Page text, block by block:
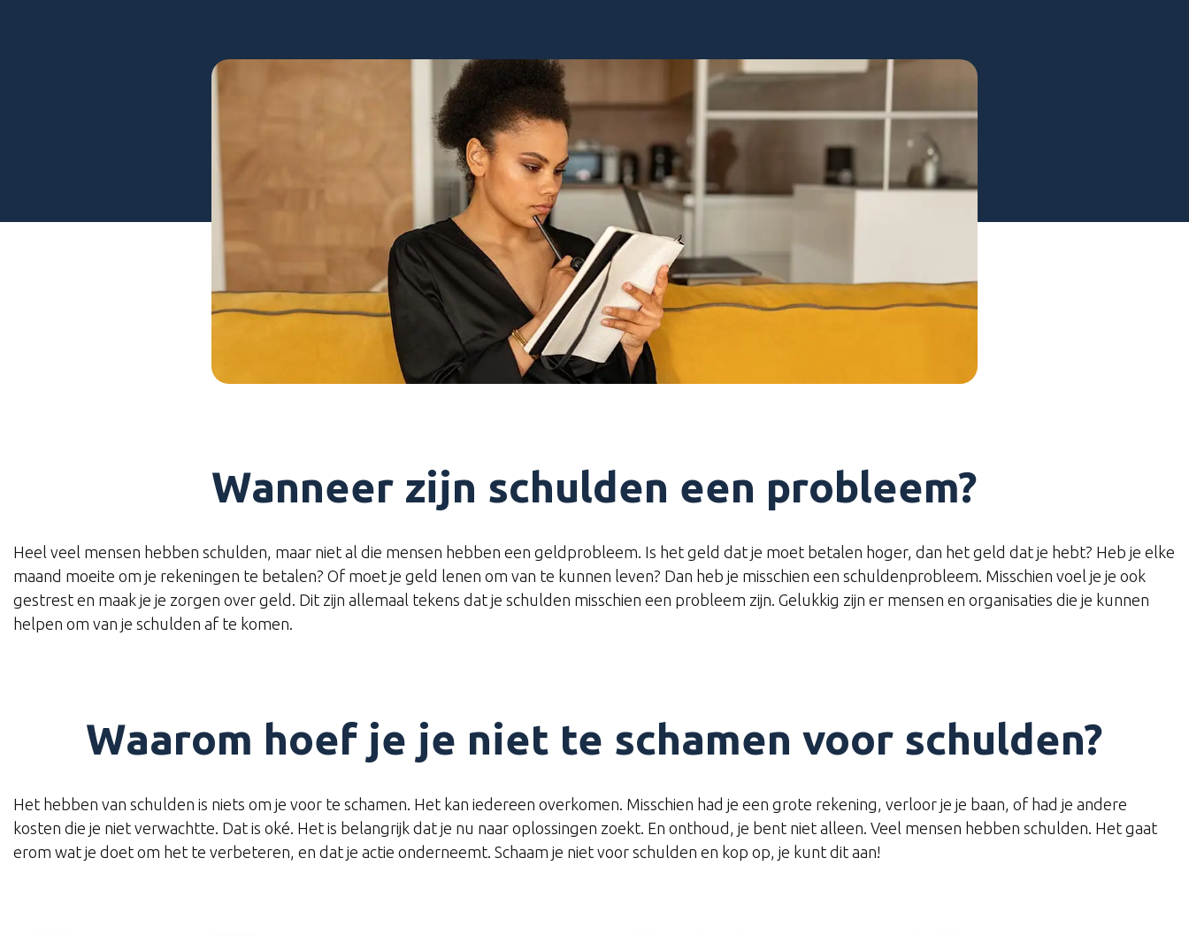
Wanneer zijn schulden een probleem?
Heel veel mensen hebben schulden, maar niet al die mensen hebben een geldprobleem. Is het geld dat je moet betalen hoger, dan het geld dat je hebt? Heb je elke
maand moeite om je rekeningen te betalen? Of moet je geld lenen om van te kunnen leven? Dan heb je misschien een schuldenprobleem. Misschien voel je je ook
gestrest en maak je je zorgen over geld. Dit zijn allemaal tekens dat je schulden misschien een probleem zijn. Gelukkig zijn er mensen en organisaties die je kunnen
helpen om van je schulden af te komen.
Waarom hoef je je niet te schamen voor schulden?
Het hebben van schulden is niets om je voor te schamen. Het kan iedereen overkomen. Misschien had je een grote rekening, verloor je je baan, of had je andere
kosten die je niet verwachtte. Dat is oké. Het is belangrijk dat je nu naar oplossingen zoekt. En onthoud, je bent niet alleen. Veel mensen hebben schulden. Het gaat
erom wat je doet om het te verbeteren, en dat je actie onderneemt. Schaam je niet voor schulden en kop op, je kunt dit aan!